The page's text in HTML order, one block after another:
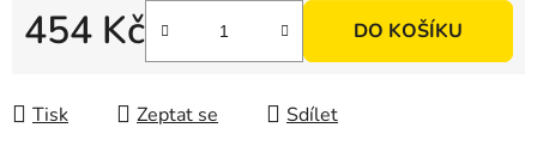
454 Kč DO KOŠÍKU
Tisk Zeptat se Sdílet